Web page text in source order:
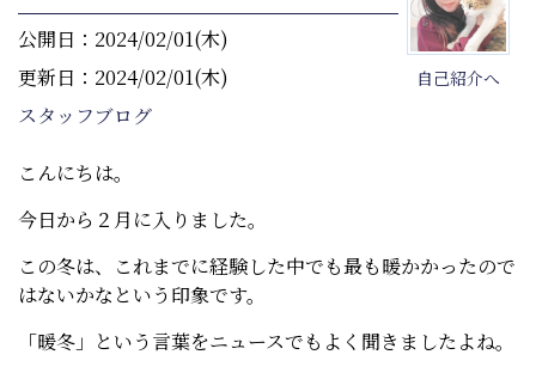
自己紹介へ
公開日：2024/02/01(木)
更新日：2024/02/01(木)
スタッフブログ
こんにちは。
今日から２月に入りました。
この冬は、これまでに経験した中でも最も暖かかったので
はないかなという印象です。
「暖冬」という言葉をニュースでもよく聞きましたよね。